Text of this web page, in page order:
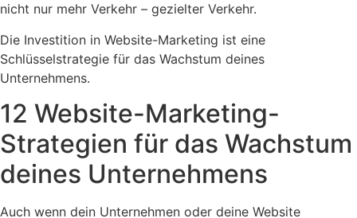
nicht nur mehr Verkehr – gezielter Verkehr.
Die Investition in Website-Marketing ist eine
Schlüsselstrategie für das Wachstum deines
Unternehmens.
12 Website-Marketing-
Strategien für das Wachstum
deines Unternehmens
Auch wenn dein Unternehmen oder deine Website